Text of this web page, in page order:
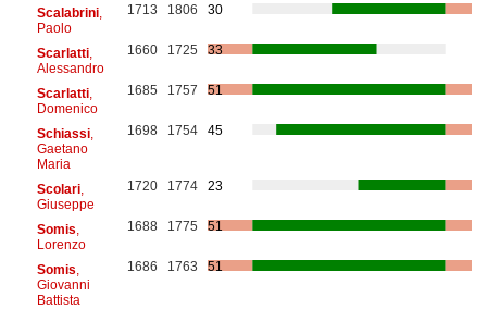
Scalabrini,
Paolo
1713 1806 30
Scarlatti,
Alessandro
1660 1725 33
Scarlatti,
Domenico
1685 1757 51
Schiassi,
Gaetano
Maria
1698 1754 45
Scolari,
Giuseppe
1720 1774 23
Somis
Lorenzo
1688 1775 51
Somis
Giovanni
Battista
1686 1763 51